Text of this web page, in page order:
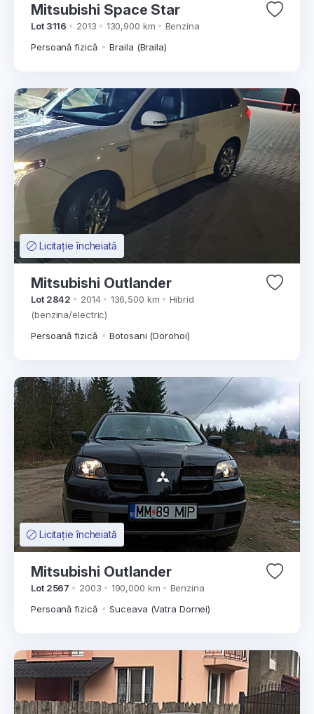
Mitsubishi Space Star
Lot 3116 2013 130,900 km
Benzina
Persoană fizică
Braila (Braila)
Licitație încheiată
Mitsubishi Outlander
Lot 2842 2014 136,500 km
Hibrid
(benzina/electric)
Persoană fizică
Botosani (Dorohoi)
Licitație încheiată
Mitsubishi Outlander
Lot 2567 2003 190,000 km
Benzina
Persoană fizică
Suceava (Vatra Dornei)